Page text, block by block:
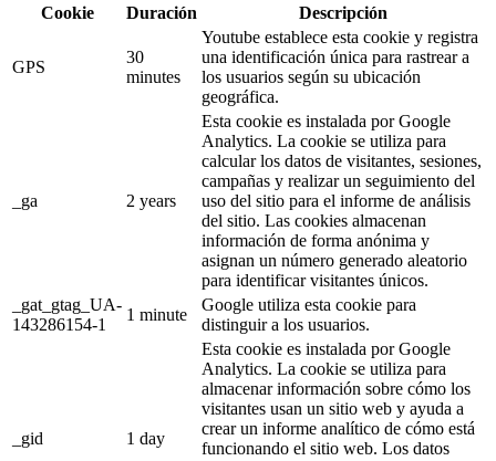
Cookie
Duración Descripción
GPS
30
minutes
Youtube establece esta cookie y registra
una identificación única para rastrear a
los usuarios según su ubicación
geográfica.
_ga 2 years
Esta cookie es instalada por Google
Analytics. La cookie se utiliza para
calcular los datos de visitantes, sesiones,
campañas y realizar un seguimiento del
uso del sitio para el informe de análisis
del sitio. Las cookies almacenan
información de forma anónima y
asignan un número generado aleatorio
para identificar visitantes únicos.
_gat_gtag_UA-
143286154-1
1 minute
Google utiliza esta cookie para
distinguir a los usuarios.
_gid 1 day
Esta cookie es instalada por Google
Analytics. La cookie se utiliza para
almacenar información sobre cómo los
visitantes usan un sitio web y ayuda a
crear un informe analítico de cómo está
funcionando el sitio web. Los datos